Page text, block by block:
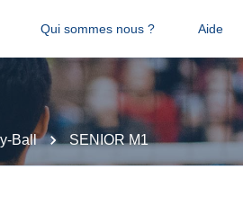
Qui sommes nous ? Aide
Ball SENIOR M1